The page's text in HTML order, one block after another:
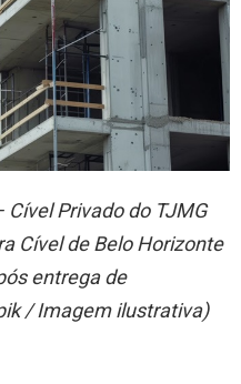
Cível Privado do TJMG
Cível de Belo Horizonte
entrega de
/ Imagem ilustrativa)